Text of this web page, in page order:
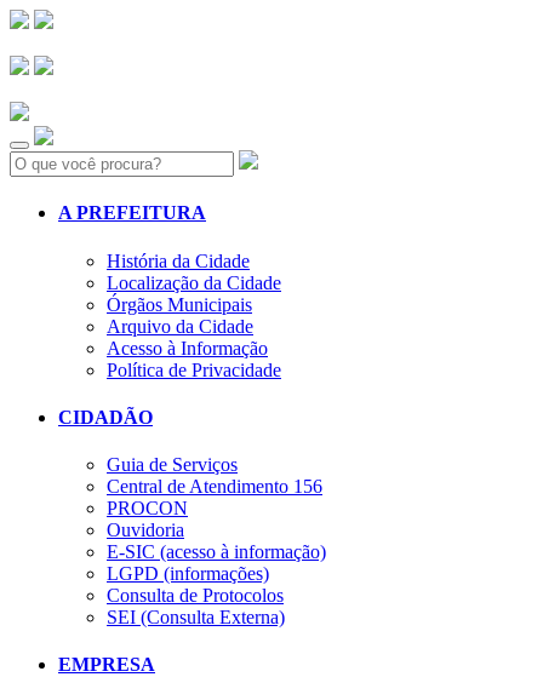
Search:
A PREFEITURA
História da Cidade
Localização da Cidade
Órgãos Municipais
Arquivo da Cidade
Acesso à Informação
Política de Privacidade
CIDADÃO
Guia de Serviços
Central de Atendimento 156
PROCON
Ouvidoria
E-SIC (acesso à informação)
LGPD (informações)
Consulta de Protocolos
SEI (Consulta Externa)
EMPRESA